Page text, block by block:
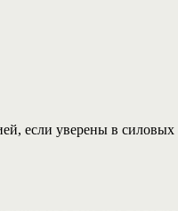
если уверены в силовых